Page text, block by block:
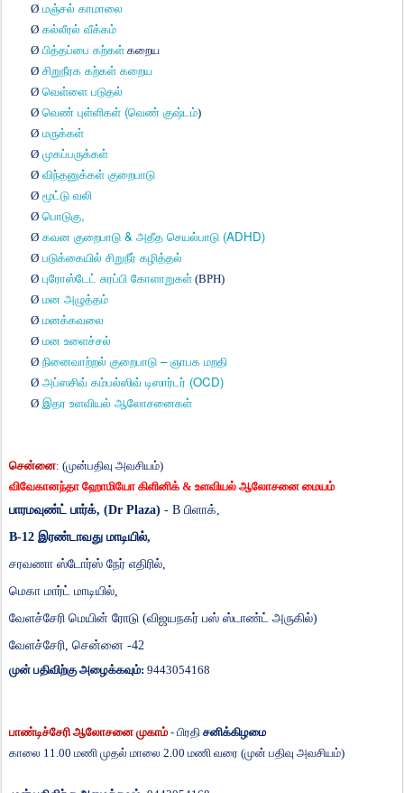
Ø மஞ்சல் காமாலை
Ø கல்லீரல் வீக்கம்
Ø பித்தப்பை கற்கள் கறைய
Ø சிறுநீரக கற்கள் கறைய
Ø வெள்ளை படுதல்
Ø வெண் புள்ளிகள் (வெண் குஷ்டம்)
Ø மருக்கள்
Ø முகப்பருக்கள்
Ø விந்தனுக்கள் குறைபாடு
Ø மூட்டு வலி
Ø பொடுகு,
Ø கவன குறைபாடு & அதீத செயல்பாடு (ADHD)
Ø படுக்கையில் சிறுநீர் கழித்தல்
Ø புரோஸ்டேட் சுரப்பி கோளாறுகள் (BPH)
Ø மன அழுத்தம்
Ø மனக்கவலை
Ø மன உளைச்சல்
Ø நினைவாற்றல் குறைபாடு – ஞாபக மறதி
Ø அப்ஸசிவ் கம்பல்ஸிவ் டிஸார்டர் (OCD)
Ø இதர உளவியல் ஆலோசனைகள்
சென்னை: (முன்பதிவு அவசியம்)
விவேகானந்தா ஹோமியோ கிளினிக் & உளவியல் ஆலோசனை மையம்
பாரமவுண்ட் பார்க், (Dr Plaza) - B பிளாக்,
B-12 இரண்டாவது மாடியில்,
சரவணா ஸ்டோர்ஸ் நேர் எதிரில்,
மெகா மார்ட் மாடியில்,
வேளச்சேரி மெயின் ரோடு (விஜயநகர் பஸ் ஸ்டாண்ட் அருகில்)
வேளச்சேரி, சென்னை -42
முன் பதிவிற்கு அழைக்கவும்: 9443054168
பாண்டிச்சேரி ஆலோசனை முகாம்- பிரதி சனிக்கிழமை
காலை 11.00 மணி முதல் மாலை 2.00 மணி வரை (முன் பதிவு அவசியம்)